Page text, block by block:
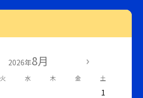
2026年8月
火 水 木 金 土
1